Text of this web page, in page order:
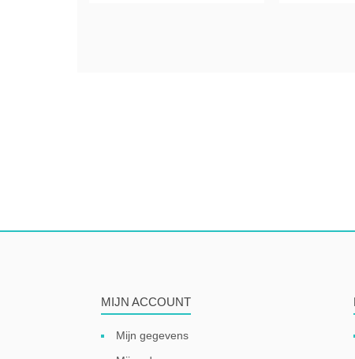
MIJN ACCOUNT
Mijn gegevens